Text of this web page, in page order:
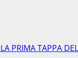
PRIMA TAPPA